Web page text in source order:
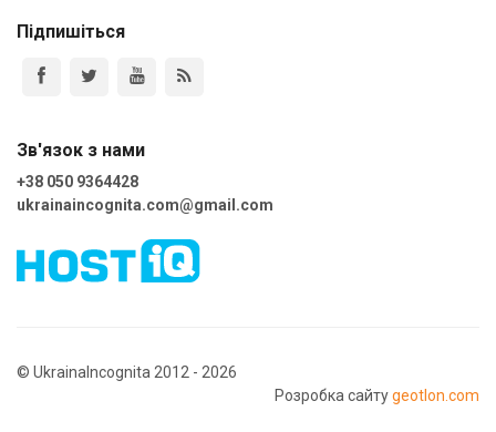
Підпишіться
Зв'язок з нами
+38 050 9364428
ukrainaincognita.com@gmail.com
© UkrainaIncognita 2012 - 2026
Розробка сайтуgeotlon.com